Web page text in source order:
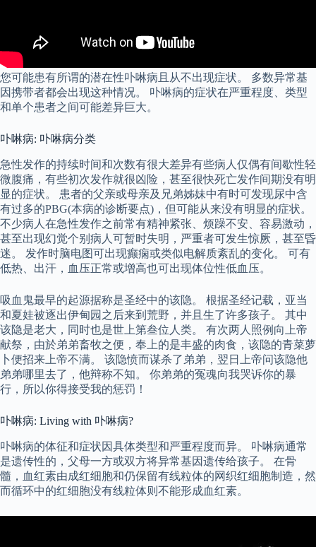
您可能患有所谓的潜在性卟啉病且从不出现症状。 多数异常基
因携带者都会出现这种情况。 卟啉病的症状在严重程度、类型
和单个患者之间可能差异巨大。
卟啉病: 卟啉病分类
急性发作的持续时间和次数有很大差异有些病人仅偶有间歇性轻
微腹痛，有些初次发作就很凶险，甚至很快死亡发作间期没有明
显的症状。 患者的父亲或母亲及兄弟姊妹中有时可发现尿中含
有过多的PBG(本病的诊断要点)，但可能从来没有明显的症状。
不少病人在急性发作之前常有精神紧张、烦躁不安、容易激动，
甚至出现幻觉个别病人可暂时失明，严重者可发生惊厥，甚至昏
迷。 发作时脑电图可出现癫痫或类似电解质紊乱的变化。 可有
低热、出汗，血压正常或增高也可出现体位性低血压。
吸血鬼最早的起源据称是圣经中的该隐。 根据圣经记载，亚当
和夏娃被逐出伊甸园之后来到荒野，并且生了许多孩子。 其中
该隐是老大，同时也是世上第叁位人类。 有次两人照例向上帝
献祭，由於弟弟畜牧之便，奉上的是丰盛的肉食，该隐的青菜萝
卜便招来上帝不满。 该隐愤而谋杀了弟弟，翌日上帝问该隐他
弟弟哪里去了，他辩称不知。 你弟弟的冤魂向我哭诉你的暴
行，所以你得接受我的惩罚！
卟啉病: Living with 卟啉病?
卟啉病的体征和症状因具体类型和严重程度而异。 卟啉病通常
是遗传性的，父母一方或双方将异常基因遗传给孩子。 在骨
髓，血红素由成红细胞和仍保留有线粒体的网织红细胞制造，然
而循环中的红细胞没有线粒体则不能形成血红素。